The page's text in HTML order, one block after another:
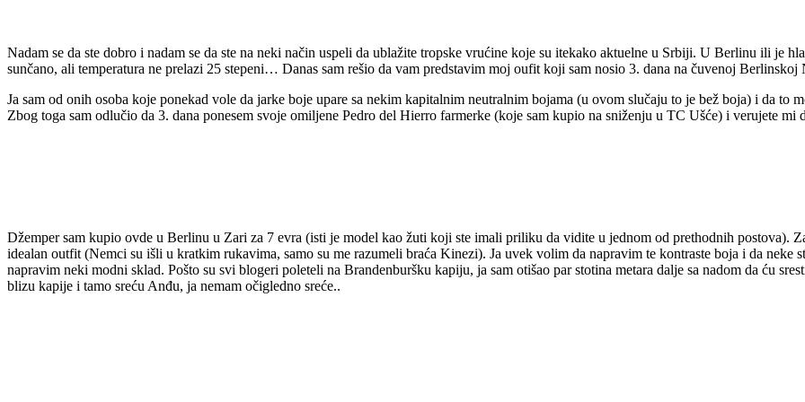
Nadam se da ste dobro i nadam se da ste na neki način uspeli da ublažite tropske vrućine koje su itekako aktuelne u Srbiji. U Berlinu ili je
sunčano, ali temperatura ne prelazi 25 stepeni… Danas sam rešio da vam predstavim moj oufit koji sam nosio 3. dana na čuvenoj Berlinskoj
Ja sam od onih osoba koje ponekad vole da jarke boje upare sa nekim kapitalnim neutralnim bojama (u ovom slučaju to je bež boja) i da to
Zbog toga sam odlučio da 3. dana ponesem svoje omiljene Pedro del Hierro farmerke (koje sam kupio na sniženju u TC Ušće) i verujete mi
Džemper sam kupio ovde u Berlinu u Zari za 7 evra (isti je model kao žuti koji ste imali priliku da vidite u jednom od prethodnih postova).
idealan outfit (Nemci su išli u kratkim rukavima, samo su me razumeli braća Kinezi). Ja uvek volim da napravim te kontraste boja i da
napravim neki modni sklad. Pošto su svi blogeri poleteli na Brandenburšku kapiju, ja sam otišao par stotina metara dalje sa nadom da ću
blizu kapije i tamo sreću Anđu, ja nemam očigledno sreće..